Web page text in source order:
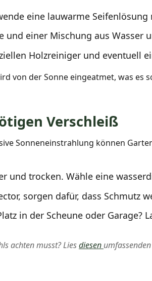
eine lauwarme Seifenlösung
einer Mischung aus Wasser
Holzreiniger und eventuell
von der Sonne eingeatmet, was es
Verschleiß
Sonneneinstrahlung können
und trocken. Wähle eine
sorgen dafür, dass Schmutz
in der Scheune oder Garage?
achten musst? Liesdiesen